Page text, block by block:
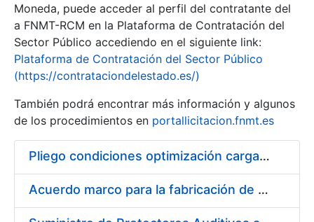
Show/Hide
Moneda, puede acceder al perfil del contratante del
a FNMT-RCM en la Plataforma de Contratación del
Sector Público accediendo en el siguiente link:
Plataforma de Contratación del Sector Público
(https://contrataciondelestado.es/)
También podrá encontrar más información y algunos
de los procedimientos en portallicitacion.fnmt.es
Pliego condiciones optimización cargas compras firmado
Acuerdo marco para la fabricación de piezas